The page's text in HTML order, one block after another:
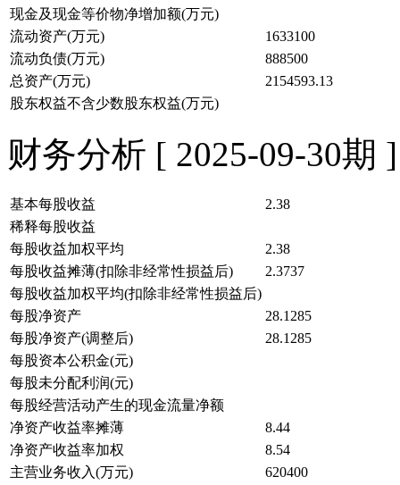
现金及现金等价物净增加额(万元)
流动资产(万元)
1633100
流动负债(万元)
888500
总资产(万元)
2154593.13
股东权益不含少数股东权益(万元)
财务分析 [ 2025-09-30期 ]
基本每股收益
2.38
稀释每股收益
每股收益加权平均
2.38
每股收益摊薄(扣除非经常性损益后)
2.3737
每股收益加权平均(扣除非经常性损益后)
每股净资产
28.1285
每股净资产(调整后)
28.1285
每股资本公积金(元)
每股未分配利润(元)
每股经营活动产生的现金流量净额
净资产收益率摊薄
8.44
净资产收益率加权
8.54
主营业务收入(万元)
620400